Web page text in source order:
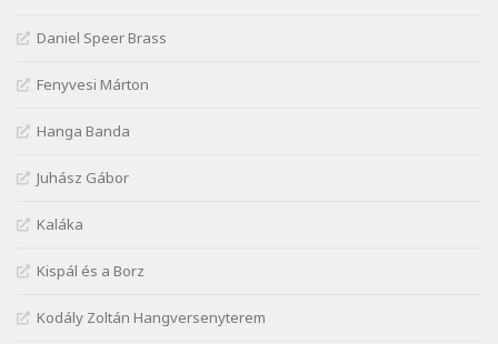
Kiss Dénes: Kerékpár
Szélkiáltó
Márai Sándor: A fehér erdő
Szélkiáltó
Márai Sándor: A világ füst
Márai Sándor: Ámen
Daniel Speer Brass
Fenyvesi Márton
Hanga Banda
Juhász Gábor
Kaláka
Kispál és a Borz
Kodály Zoltán Hangversenyterem